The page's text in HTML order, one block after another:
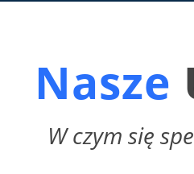
Nasze
W czym się